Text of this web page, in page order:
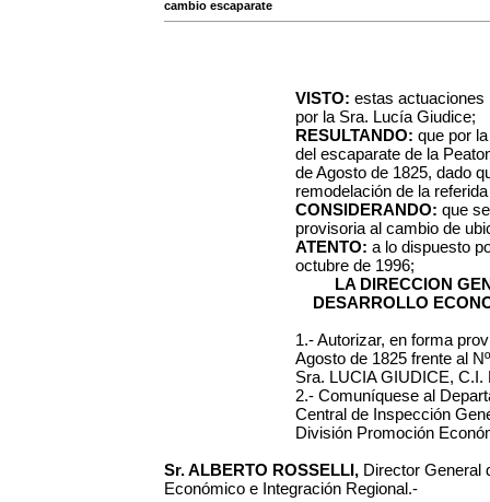
cambio escaparate
VISTO: estas actuaciones
por la Sra. Lucía Giudice;
RESULTANDO: que por
del escaparate de la
de Agosto de 1825, dado
remodelación de la
CONSIDERANDO: que
provisoria al cambio de
ATENTO: a lo dispuesto
octubre de 1996;
LA DIRECCION
DESARROLLO
1.- Autorizar, en forma
Agosto de 1825 frente al
Sra. LUCIA GIUDICE, C.I.
2.- Comuníquese al
Central de Inspección
División Promoción
Sr. ALBERTO ROSSELLI, Director General
Económico e Integración Regional.-